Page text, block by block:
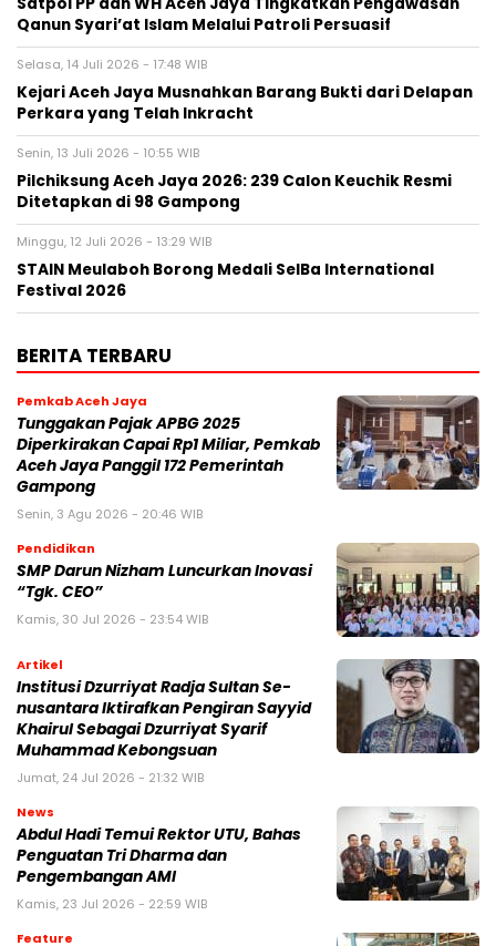
Satpol PP dan WH Aceh Jaya Tingkatkan Pengawasan
Qanun Syari’at Islam Melalui Patroli Persuasif
Selasa, 14 Juli 2026 - 17:48 WIB
Kejari Aceh Jaya Musnahkan Barang Bukti dari Delapan
Perkara yang Telah Inkracht
Senin, 13 Juli 2026 - 10:55 WIB
Pilchiksung Aceh Jaya 2026: 239 Calon Keuchik Resmi
Ditetapkan di 98 Gampong
Minggu, 12 Juli 2026 - 13:29 WIB
STAIN Meulaboh Borong Medali SeIBa International
Festival 2026
BERITA TERBARU
Pemkab Aceh Jaya
Tunggakan Pajak APBG 2025
Diperkirakan Capai Rp1 Miliar, Pemkab
Aceh Jaya Panggil 172 Pemerintah
Gampong
Senin, 3 Agu 2026 - 20:46 WIB
Pendidikan
SMP Darun Nizham Luncurkan Inovasi
“Tgk. CEO”
Kamis, 30 Jul 2026 - 23:54 WIB
Artikel
Institusi Dzurriyat Radja Sultan Se-
nusantara Iktirafkan Pengiran Sayyid
Khairul Sebagai Dzurriyat Syarif
Muhammad Kebongsuan
Jumat, 24 Jul 2026 - 21:32 WIB
News
Abdul Hadi Temui Rektor UTU, Bahas
Penguatan Tri Dharma dan
Pengembangan AMI
Kamis, 23 Jul 2026 - 22:59 WIB
Feature